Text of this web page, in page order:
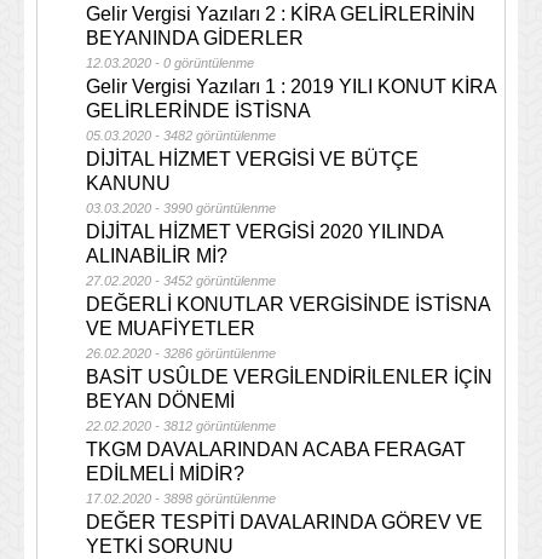
Gelir Vergisi Yazıları 2 : KİRA GELİRLERİNİN
BEYANINDA GİDERLER
12.03.2020 - 0 görüntülenme
Gelir Vergisi Yazıları 1 : 2019 YILI KONUT KİRA
GELİRLERİNDE İSTİSNA
05.03.2020 - 3482 görüntülenme
DİJİTAL HİZMET VERGİSİ VE BÜTÇE
KANUNU
03.03.2020 - 3990 görüntülenme
DİJİTAL HİZMET VERGİSİ 2020 YILINDA
ALINABİLİR Mİ?
27.02.2020 - 3452 görüntülenme
DEĞERLİ KONUTLAR VERGİSİNDE İSTİSNA
VE MUAFİYETLER
26.02.2020 - 3286 görüntülenme
BASİT USÛLDE VERGİLENDİRİLENLER İÇİN
BEYAN DÖNEMİ
22.02.2020 - 3812 görüntülenme
TKGM DAVALARINDAN ACABA FERAGAT
EDİLMELİ MİDİR?
17.02.2020 - 3898 görüntülenme
DEĞER TESPİTİ DAVALARINDA GÖREV VE
YETKİ SORUNU